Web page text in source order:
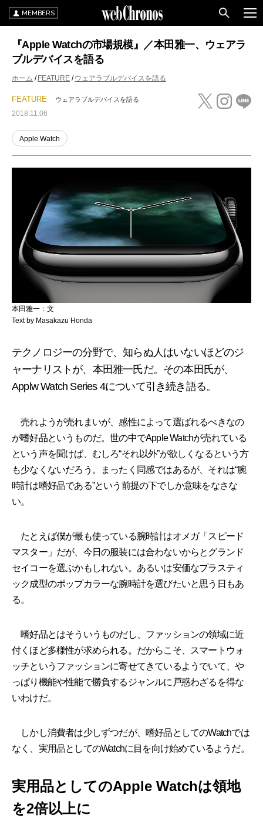
MEMBERS
『Apple Watchの市場規模』／本田雅一、ウェアラ
ブルデバイスを語る
ホーム FEATURE ウェアラブルデバイスを語る
FEATURE ウェアラブルデバイスを語る
2018.11.06
Apple Watch
本田雅一：文
Text by Masakazu Honda
テクノロジーの分野で、知らぬ人はいないほどのジ
ャーナリストが、本田雅一氏だ。その本田氏が、
Applw Watch Series 4について引き続き語る。
売れようが売れまいが、感性によって選ばれるべきなの
が嗜好品というものだ。世の中でApple Watchが売れている
という声を聞けば、むしろ“それ以外”が欲しくなるという方
も少なくないだろう。まったく同感ではあるが、それは“腕
時計は嗜好品である”という前提の下でしか意味をなさな
い。
たとえば僕が最も使っている腕時計はオメガ「スピード
マスター」だが、今日の服装には合わないからとグランド
セイコーを選ぶかもしれない。あるいは安価なプラスティ
ック成型のポップカラーな腕時計を選びたいと思う日もあ
る。
嗜好品とはそういうものだし、ファッションの領域に近
付くほど多様性が求められる。だからこそ、スマートウォ
ッチというファッションに寄せてきているようでいて、や
っぱり機能や性能で勝負するジャンルに戸惑わざるを得な
いわけだ。
しかし消費者は少しずつだが、嗜好品としてのWatchでは
なく、実用品としてのWatchに目を向け始めているようだ。
実用品としてのApple Watchは領地
を2倍以上に